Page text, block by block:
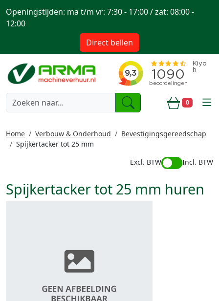
0
Openingstijden: ma t/m vr: 7:30 - 17:00 / zat: 08:00 -
12:00
Direct bellen
Home Verbouw & Onderhoud
Bevestigingsgereedschap
Spijkertacker tot 25 mm
Excl. BTW
Incl. BTW
Spijkertacker tot 25 mm huren